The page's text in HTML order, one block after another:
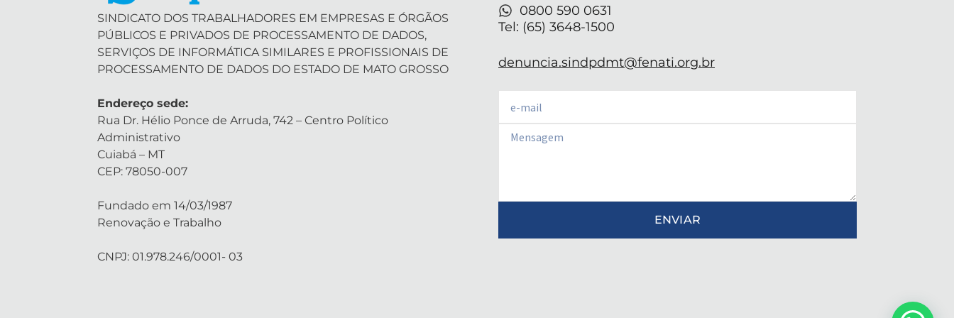
i
n
SINDICATO DOS TRABALHADORES EM EMPRESAS E ÓRGÃOS
PÚBLICOS E PRIVADOS DE PROCESSAMENTO DE DADOS,
SERVIÇOS DE INFORMÁTICA SIMILARES E PROFISSIONAIS DE
PROCESSAMENTO DE DADOS DO ESTADO DE MATO GROSSO
Endereço sede:
Rua Dr. Hélio Ponce de Arruda, 742 – Centro Político
Administrativo
Cuiabá – MT
CEP: 78050-007
Fundado em 14/03/1987
Renovação e Trabalho
CNPJ: 01.978.246/0001- 03
0800 590 0631
Tel: (65) 3648-1500
denuncia.sindpdmt@fenati.org.br
Email
ENVIAR